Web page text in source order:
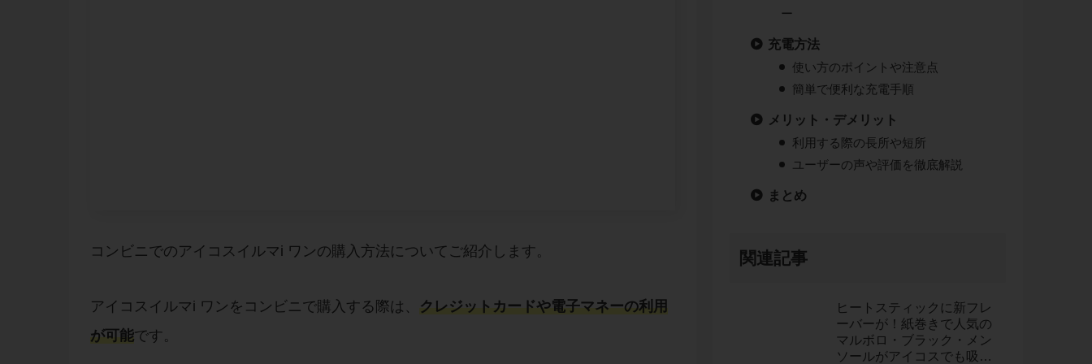
コンビニでのアイコスイルマi ワンの購入方法についてご紹介します。
アイコスイルマi ワンをコンビニで購入する際は、 クレジットカードや電子マネーの利用
が可能です。
ー
充電方法
使い方のポイントや注意点
簡単で便利な充電手順
メリット・デメリット
利用する際の長所や短所
ユーザーの声や評価を徹底解説
まとめ
関連記事
ヒートスティックに新フレ
ーバーが！紙巻きで人気の
マルボロ・ブラック・メン
ソールがアイコスでも吸え